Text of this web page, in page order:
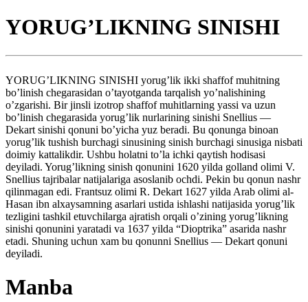
YORUG’LIKNING SINISHI
YORUG’LIKNING SINISHI yorug’lik ikki shaffof muhitning
bo’linish chegarasidan o’tayotganda tarqalish yo’nalishining
o’zgarishi. Bir jinsli izotrop shaffof muhitlarning yassi va uzun
bo’linish chegarasida yorug’lik nurlarining sinishi Snellius —
Dekart sinishi qonuni bo’yicha yuz beradi. Bu qonunga binoan
yorug’lik tushish burchagi sinusining sinish burchagi sinusiga nisbati
doimiy kattalikdir. Ushbu holatni to’la ichki qaytish hodisasi
deyiladi. Yorug’likning sinish qonunini 1620 yilda golland olimi V.
Snellius tajribalar natijalariga asoslanib ochdi. Pekin bu qonun nashr
qilinmagan edi. Frantsuz olimi R. Dekart 1627 yilda Arab olimi al-
Hasan ibn alxaysamning asarlari ustida ishlashi natijasida yorug’lik
tezligini tashkil etuvchilarga ajratish orqali o’zining yorug’likning
sinishi qonunini yaratadi va 1637 yilda “Dioptrika” asarida nashr
etadi. Shuning uchun xam bu qonunni Snellius — Dekart qonuni
deyiladi.
Manba